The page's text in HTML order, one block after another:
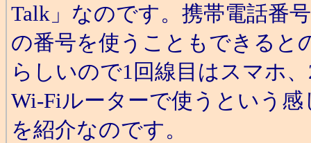
Talk」なのです。携帯電話番
の番号を使うこともできると
らしいので1回線目はスマホ
Wi-Fiルーターで使うという
を紹介なのです。